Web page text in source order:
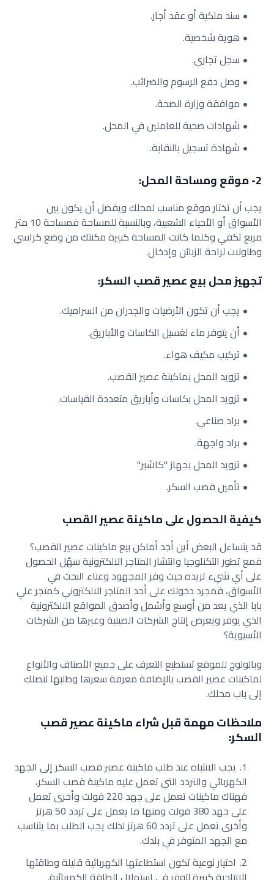
سند ملكية أو عقد أجار.
هوية شخصية.
سجل تجاري.
وصل دفع الرسوم والضرائب.
موافقة وزارة الصحة.
شهادات صحية للعاملين في المحل.
شهادة تسجيل بالنقابة.
2- موقع ومساحة المحل:
يجب أن تختار موقع مناسب لمحلك ويفضل أن يكون بين
الأسواق أو الأحياء الشعبية، وبالنسبة للمساحة فمساحة 10 متر
مربع تكفي وكلما كانت المساحة كبيرة مكنتك من وضع كراسي
وطاولات لراحة الزبائن وإدخال.
تجهيز محل بيع عصير قصب السكر:
يجب أن تكون الأرضيات والجدران من السراميك.
أن يتوفر ماء لغسيل الكاسات والأباريق.
تركيب مكيف هواء.
تزويد المحل بماكينة عصير القصب.
تزويد المحل بكاسات وأباريق متعددة القياسات.
براد صناعي.
براد واجهة.
تزويد المحل بجهاز "كاشير"
تأمين قصب السكر.
كيفية الحصول على ماكينة عصير القصب
قد يتساءل البعض أين أجد أماكن بيع ماكينات عصير القصب؟
فمع تطور التكنلوجيا وانتشار المتاجر الالكترونية سهّل الحصول
على أي شيء تريده حيث وفر المجهود وعناء البحث في
الأسواق، فمجرد دخولك على أحد المتاجر الالكتروني كمتجر علي
بابا الذي يعد من أوسع وأشمل وأصدق المواقع الالكترونية
الذي يوفر ويعرض إنتاج الشركات الصينية وغيرها من الشركات
الأسيوية؟
وبالولوج للموقع تستطيع التعرف على جميع الأصناف والأنواع
لماكينات عصير القصب بالإضافة معرفة سعرها وطلبها لتصلك
إلى باب محلك.
ملاحظات مهمة قبل شراء ماكينة عصير قصب
السكر:
يجب الانتباه عند طلب ماكينة عصير قصب السكر إلى الجهد
الكهربائي والتردد التي تعمل عليه ماكينة قصب السكر،
فهناك ماكينات تعمل على جهد 220 فولت وأخرى تعمل
على جهد 380 فولت ومنها ما يعمل على تردد 50 هرتز
وأخرى تعمل على تردد 60 هرتز لذلك يجب الطلب بما يتناسب
مع الجهد المتوفر في بلدك.
اختيار نوعية تكون استطاعتها الكهربائية قليلة وطاقتها